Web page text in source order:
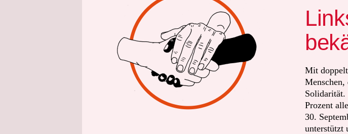
und Polizei des Landes aus ihren
rechtsterroristischen Massenmord vom
offenbar geworden waren, eigentlich
Konsequenzen gezogen haben?
Anlass dazu gibt ein am Donnerstag
Untersuchungsbericht
zum
Islamic Centre“ in Bærum am 10.
Sicherheitskräften war es zu verdanken,
Mit
Menschen,
Prozent
30.
unterstützt